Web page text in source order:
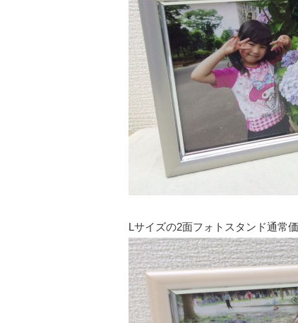
Lサイズの2面フォトスタンド通常